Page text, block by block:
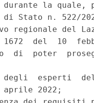
durante la
di Stato n. 522/
regionale del
del  10
di  poter
esperti
aprile 2022;